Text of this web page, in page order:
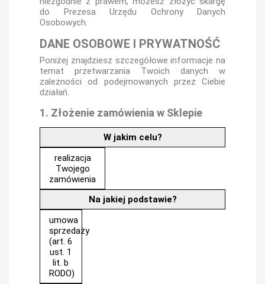
do Prezesa Urzędu Ochrony Danych
Osobowych.
DANE OSOBOWE I PRYWATNOŚĆ
Poniżej znajdziesz szczegółowe informacje na
temat przetwarzania Twoich danych w
zależności od podejmowanych przez Ciebie
działań.
1. Złożenie zamówienia w Sklepie
W jakim celu?
realizacja
Twojego
zamówienia
Na jakiej podstawie?
umowa
sprzedaży
(art. 6
ust. 1
lit. b
RODO)